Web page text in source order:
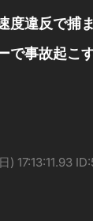
度違反で捕
で事故起こ
) 17:13:11.93